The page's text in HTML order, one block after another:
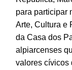
para participar
Arte, Cultura e
da Casa dos
alpiarcenses
valores cívicos